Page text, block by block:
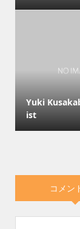
Yuki
ist
コメン